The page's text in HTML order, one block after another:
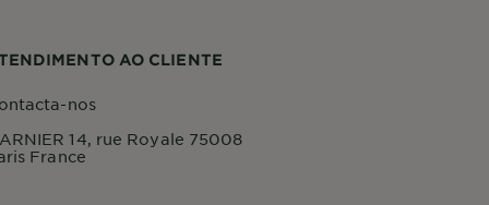
AO CLIENTE
nos
14, rue Royale 75008
France